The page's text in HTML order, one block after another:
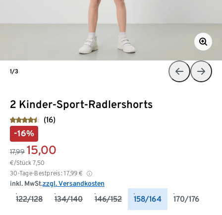
2 Kinder-Sport-Radlershorts
(16)
-16%
17,99 15,00
€/Stück 7,50
30-Tage-Bestpreis: 17,99 €
inkl. MwSt.zzgl. Versandkosten
122/128 134/140 146/152 158/164 170/176
1/3